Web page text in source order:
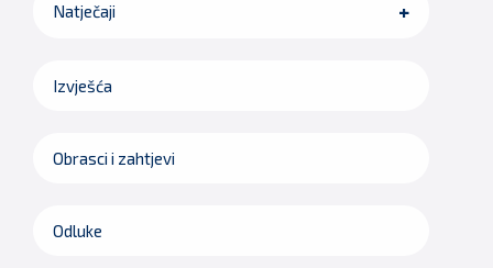
Natječaji
Izvješća
Obrasci i zahtjevi
Odluke